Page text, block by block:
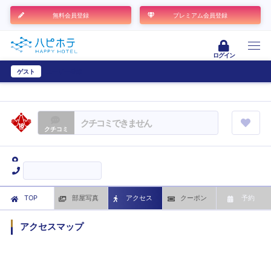
無料会員登録 プレミアム会員登録
ログイン
ゲスト
クチコミ クチコミできません
TOP 部屋写真 アクセス クーポン 予約
アクセスマップ